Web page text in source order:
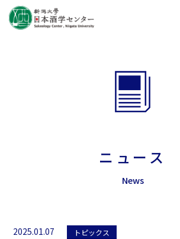
ニュース
News
2025.01.07 トピックス